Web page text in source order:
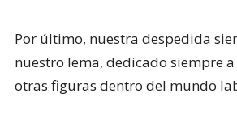
Por último, nuestra despedida
nuestro lema, dedicado siempre
otras figuras dentro del mundo